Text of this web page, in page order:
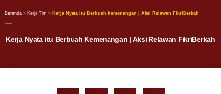
Beranda » Kerja Tim » Kerja Nyata itu Berbuah Kemenangan | Aksi Relawan FikriBerkah
Kerja Nyata itu Berbuah Kemenangan | Aksi Relawan FikriBerkah